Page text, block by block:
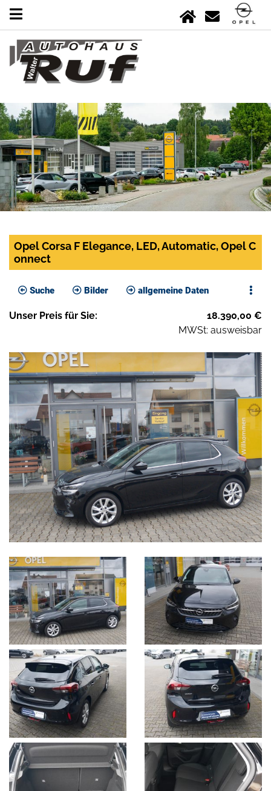
Opel Corsa F Elegance, LED, Automatic, Opel C
onnect
Suche Bilder allgemeine Daten
Unser Preis für Sie: 18.390,00 €
MWSt: ausweisbar